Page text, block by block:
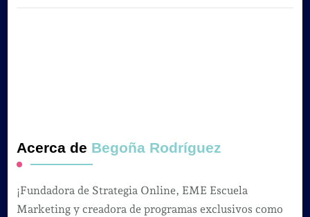
Acerca de Begoña Rodríguez
¡Fundadora de Strategia Online, EME Escuela
Marketing y creadora de programas exclusivos como